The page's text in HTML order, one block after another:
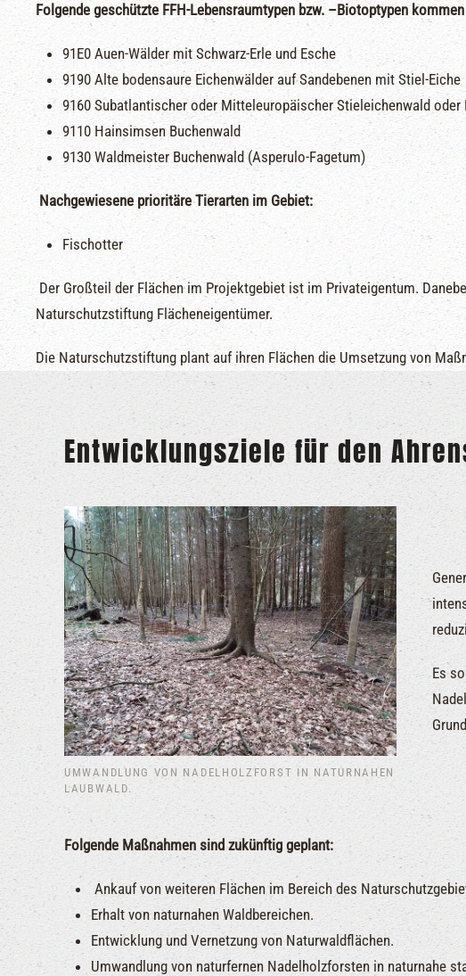
Folgende geschützte FFH-Lebensraumtypen bzw. –Biotoptypen
91E0 Auen-Wälder mit Schwarz-Erle und Esche
9190 Alte bodensaure Eichenwälder auf Sandebenen mit Stiel-Eiche
9160 Subatlantischer oder Mitteleuropäischer Stieleichenwald oder
9110 Hainsimsen Buchenwald
9130 Waldmeister Buchenwald (Asperulo-Fagetum)
Nachgewiesene prioritäre Tierarten im Gebiet:
Fischotter
Der Großteil der Flächen im Projektgebiet ist im Privateigentum.
Naturschutzstiftung Flächeneigentümer.
Die Naturschutzstiftung plant auf ihren Flächen die Umsetzung von
Entwicklungsziele für den
UMWANDLUNG VON NADELHOLZFORST IN NATURNAHEN
LAUBWALD.
Es
Folgende Maßnahmen sind zukünftig geplant:
Ankauf von weiteren Flächen im Bereich des
Erhalt von naturnahen Waldbereichen.
Entwicklung und Vernetzung von Naturwaldflächen.
Umwandlung von naturfernen Nadelholzforsten in naturnahe